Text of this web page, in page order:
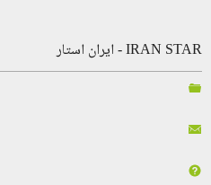
IRAN STAR - ایران استار